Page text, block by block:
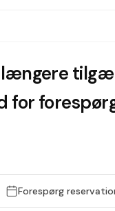
for
Forespørg